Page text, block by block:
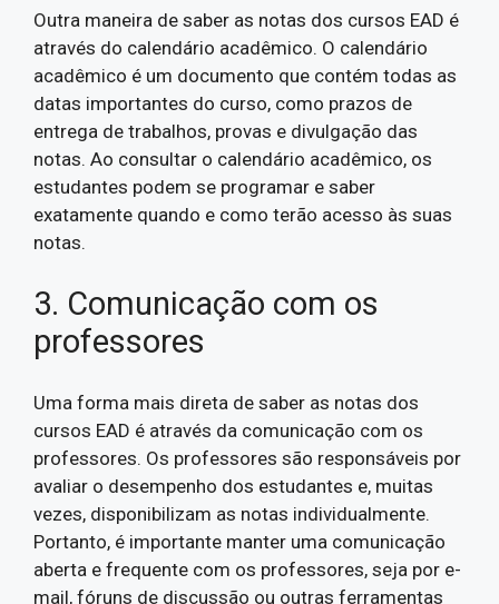
Outra maneira de saber as notas dos cursos EAD é
através do calendário acadêmico. O calendário
acadêmico é um documento que contém todas as
datas importantes do curso, como prazos de
entrega de trabalhos, provas e divulgação das
notas. Ao consultar o calendário acadêmico, os
estudantes podem se programar e saber
exatamente quando e como terão acesso às suas
notas.
3. Comunicação com os
professores
Uma forma mais direta de saber as notas dos
cursos EAD é através da comunicação com os
professores. Os professores são responsáveis por
avaliar o desempenho dos estudantes e, muitas
vezes, disponibilizam as notas individualmente.
Portanto, é importante manter uma comunicação
aberta e frequente com os professores, seja por e-
mail, fóruns de discussão ou outras ferramentas